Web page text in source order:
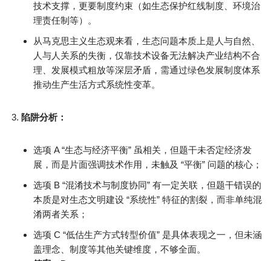
技术支撑，更要制度约束（如生态保护红线制度、环境治
理责任制等）。
从马克思主义生态观来看，生态问题本质上是人与自然、
人与人关系的失衡，仅靠技术设备无法解决产业结构不合
理、发展模式粗放等深层矛盾，需通过绿色发展制度体系
推动生产生活方式系统性变革。
陷阱分析：
选项 A “生态与经济平衡” 虽相关，但题干未否定经济发
展，而是片面强调技术作用，未触及 “平衡” 问题的核心；
选项 B “混淆技术与制度协同” 有一定关联，但题干错误的
本质是对生态文明建设 “系统性” 特征的割裂，而非单纯混
淆两者关系；
选项 C “低估生产方式转型价值” 是具体表现之一，但未涵
盖理念、制度等其他关键维度，不够全面。